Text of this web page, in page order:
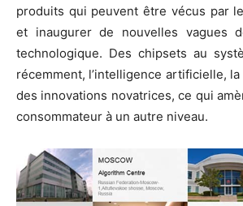
produits qui peuvent être vécus par
et inaugurer de nouvelles vagues
technologique. Des chipsets au
récemment, l’intelligence artificielle,
des innovations novatrices, ce qui
consommateur à un autre niveau.